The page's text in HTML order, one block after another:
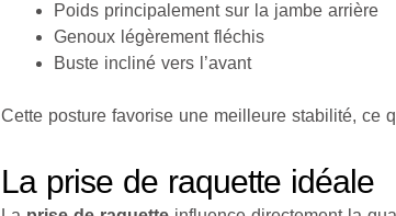
Poids principalement sur la jambe arrière
Genoux légèrement fléchis
Buste incliné vers l’avant
Cette posture favorise une meilleure stabilité, ce
La prise de raquette idéale